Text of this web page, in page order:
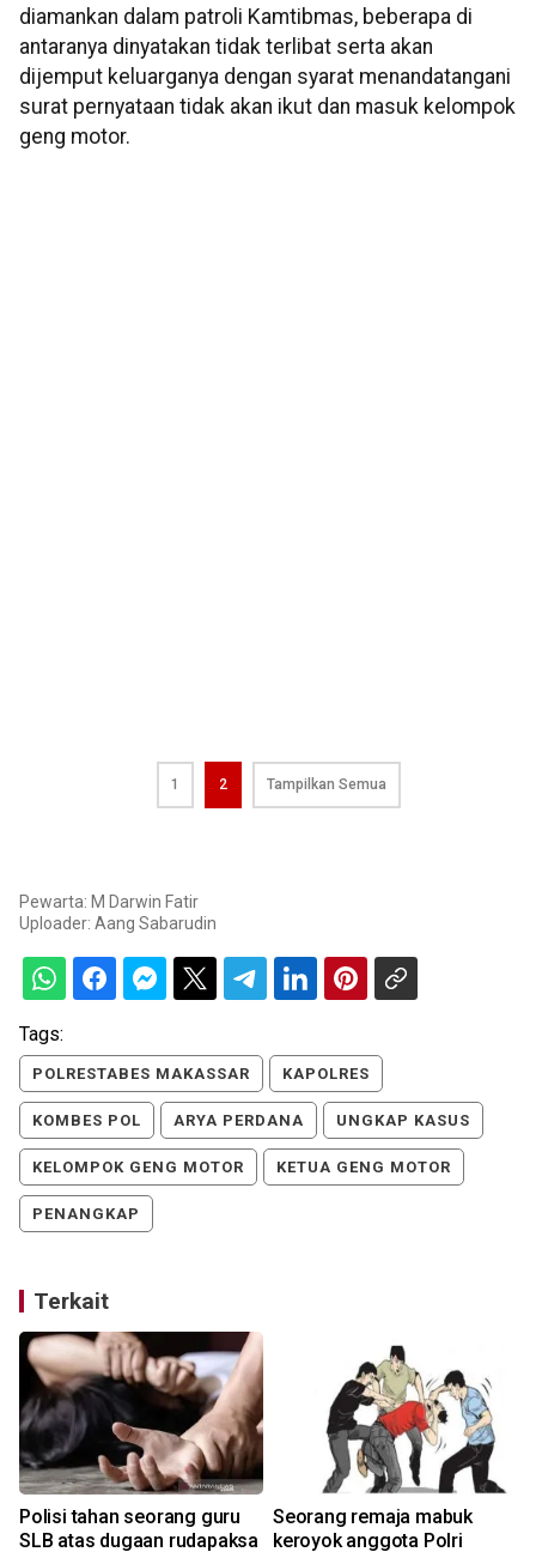
diamankan dalam patroli Kamtibmas, beberapa di
antaranya dinyatakan tidak terlibat serta akan
dijemput keluarganya dengan syarat menandatangani
surat pernyataan tidak akan ikut dan masuk kelompok
geng motor.
1 2 Tampilkan Semua
Pewarta: M Darwin Fatir
Uploader: Aang Sabarudin
Tags:
POLRESTABES MAKASSAR KAPOLRES
KOMBES POL ARYA PERDANA UNGKAP KASUS
KELOMPOK GENG MOTOR KETUA GENG MOTOR
PENANGKAP
Terkait
Polisi tahan seorang guru
SLB atas dugaan rudapaksa
Seorang remaja mabuk
keroyok anggota Polri